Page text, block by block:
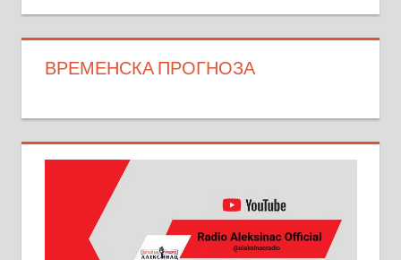
ВРЕМЕНСКА ПРОГНОЗА